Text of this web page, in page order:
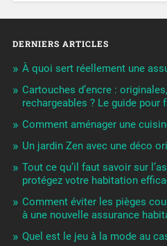
DERNIERS ARTICLES
À quoi sert réellement une
Cartouches d’encre :
rechargeables ? Le guide pour
Comment aménager une
Un jardin Zen avec une déco
Tout ce qu’il faut savoir sur
protégez votre habitation
Comment éviter les pièges
à une nouvelle assurance
Quel est le jeu à la mode au